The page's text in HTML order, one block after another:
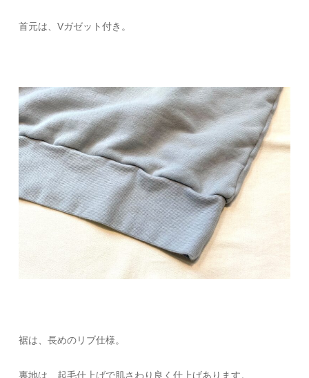
首元は、Vガゼット付き。
裾は、長めのリブ仕様。
裏地は、起毛仕上げで肌さわり良く仕上げあります。